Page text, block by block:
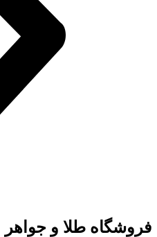
فروشگاه طلا و جواهر